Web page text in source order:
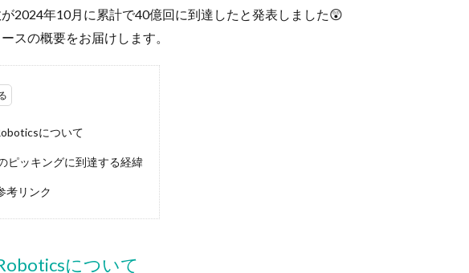
2024年10月に累計で40億回に到達したと発表しました😲
スの概要をお届けします。
について
ピッキングに到達する経緯
考リンク
について